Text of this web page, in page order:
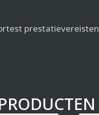
prestatievereisten